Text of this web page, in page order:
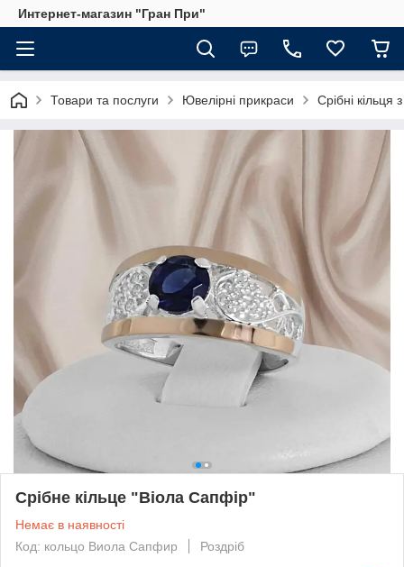
Интернет-магазин "Гран При"
Товари та послуги Ювелірні прикраси Срібні кільця
Срібне кільце "Віола Сапфір"
Немає в наявності
Код: кольцо Виола Сапфир
Роздріб